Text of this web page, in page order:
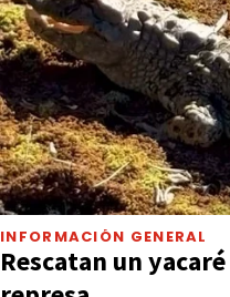
INFORMACIÓN GENERAL
Rescatan un